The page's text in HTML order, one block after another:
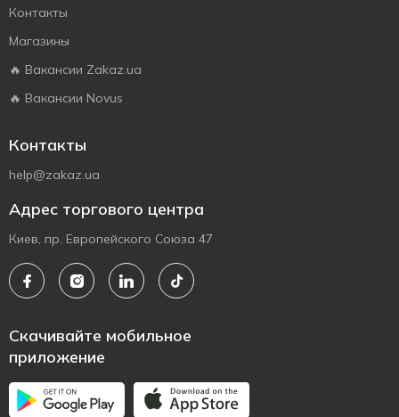
Контакты
Магазины
🔥 Вакансии Zakaz.ua
🔥 Вакансии Novus
Контакты
help@zakaz.ua
Адрес торгового центра
Киев, пр. Европейского Союза 47
Скачивайте мобильное
приложение